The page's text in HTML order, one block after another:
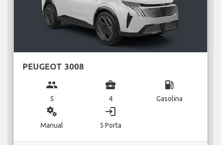
PEUGEOT 3008
group
5
business_center
4
local_gas_station
Gasolina
miscellaneous_services
Manual
login
5 Porta